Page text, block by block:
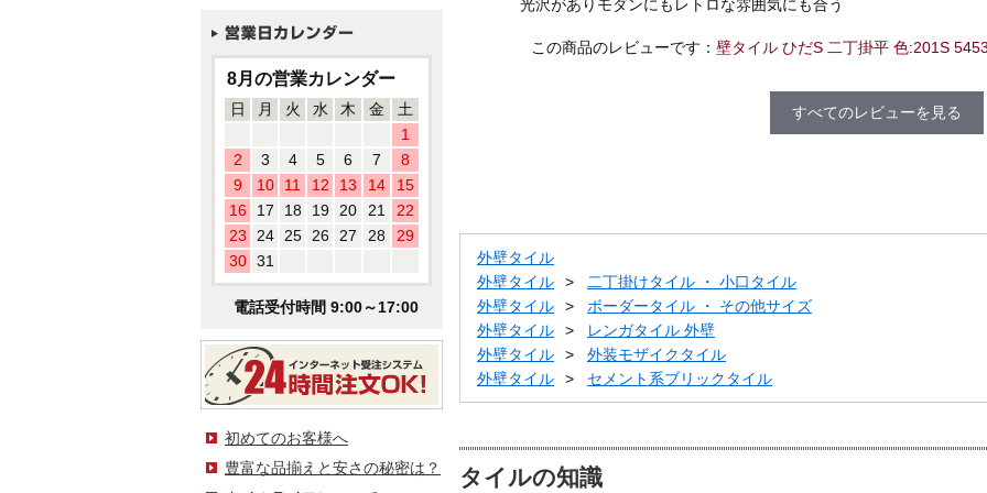
8月の営業カレンダー
日 月 火 水 木 金
土
1
2
3 4 5 6 7
8
9
10 11 12 13 14
15
16
17 18 19 20 21
22
23
24 25 26 27 28
29
30 31
電話受付時間 9:00～17:00
初めてのお客様へ
豊富な品揃えと安さの秘密は？
光沢がありモダンにもレトロな雰囲気にも合う
この商品のレビューです： 壁タイル ひだS 二丁掛平 色:201S
すべてのレビューを見る
外壁タイル
外壁タイル
二丁掛けタイル ・ 小口タイル
外壁タイル
ボーダータイル ・ その他サイズ
外壁タイル
レンガタイル 外壁
外壁タイル
外装モザイクタイル
外壁タイル
セメント系ブリックタイル
タイルの知識